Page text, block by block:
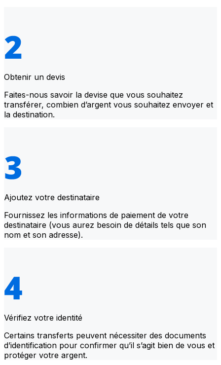
Obtenir un devis
Faites-nous savoir la devise que vous souhaitez
transférer, combien d’argent vous souhaitez envoyer et
la destination.
Ajoutez votre destinataire
Fournissez les informations de paiement de votre
destinataire (vous aurez besoin de détails tels que son
nom et son adresse).
Vérifiez votre identité
Certains transferts peuvent nécessiter des documents
d’identification pour confirmer qu’il s’agit bien de vous et
protéger votre argent.